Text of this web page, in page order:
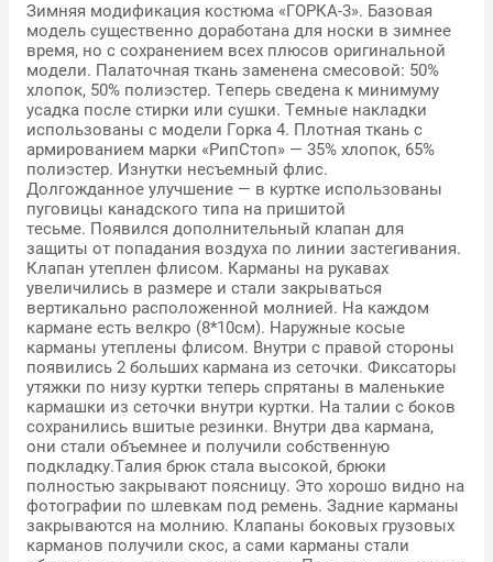
Зимняя модификация костюма «ГОРКА-3». Базовая
модель существенно доработана для носки в зимнее
время, но с сохранением всех плюсов оригинальной
модели. Палаточная ткань заменена смесовой: 50%
хлопок, 50% полиэстер. Теперь сведена к минимуму
усадка после стирки или сушки. Темные накладки
использованы с модели Горка 4. Плотная ткань с
армированием марки «РипСтоп» — 35% хлопок, 65%
полиэстер. Изнутки несъемный флис.
Долгожданное улучшение — в куртке использованы
пуговицы канадского типа на пришитой
тесьме. Появился дополнительный клапан для
защиты от попадания воздуха по линии застегивания.
Клапан утеплен флисом. Карманы на рукавах
увеличились в размере и стали закрываться
вертикально расположенной молнией. На каждом
кармане есть велкро (8*10см). Наружные косые
карманы утеплены флисом. Внутри с правой стороны
появились 2 больших кармана из сеточки. Фиксаторы
утяжки по низу куртки теперь спрятаны в маленькие
кармашки из сеточки внутри куртки. На талии с боков
сохранились вшитые резинки. Внутри два кармана,
они стали объемнее и получили собственную
подкладку.Талия брюк стала высокой, брюки
полностью закрывают поясницу. Это хорошо видно на
фотографии по шлевкам под ремень. Задние карманы
закрываются на молнию. Клапаны боковых грузовых
карманов получили скос, а сами карманы стали